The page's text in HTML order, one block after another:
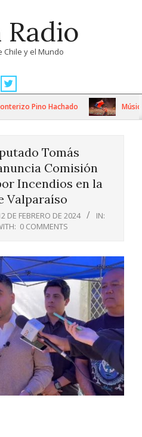
Chile y el Mundo
Pino Hachado Música:
Tomás
Comisión
Incendios en la
Valparaíso
DE FEBRERO DE 2024
IN:
0 COMMENTS